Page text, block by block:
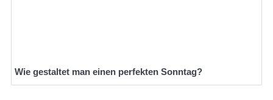
Wie gestaltet man einen perfekten Sonntag?